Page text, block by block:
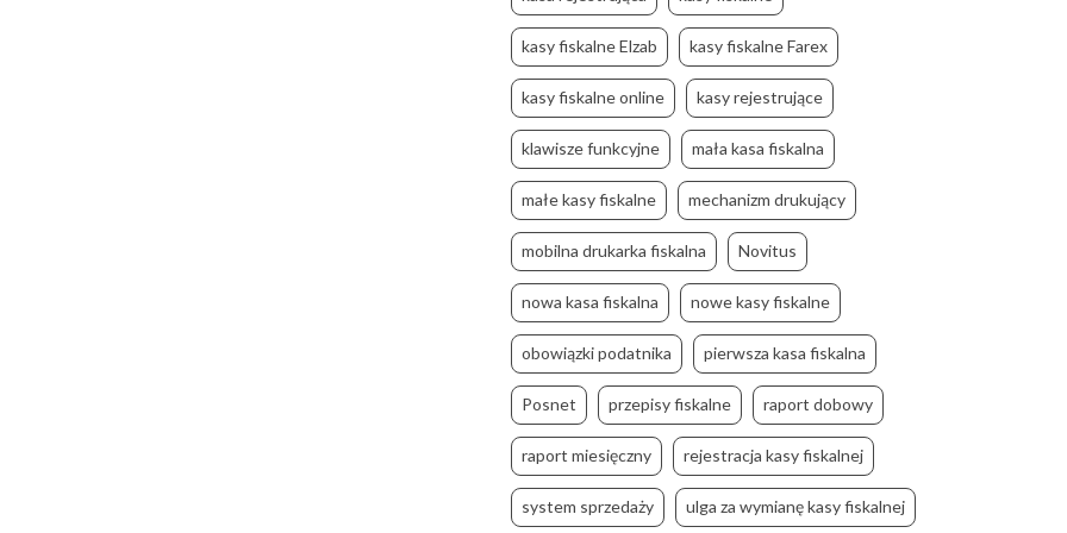
kasy fiskalne Elzab kasy fiskalne Farex
kasy fiskalne online kasy rejestrujące
klawisze funkcyjne mała kasa fiskalna
małe kasy fiskalne mechanizm drukujący
mobilna drukarka fiskalna Novitus
nowa kasa fiskalna nowe kasy fiskalne
obowiązki podatnika pierwsza kasa fiskalna
Posnet przepisy fiskalne raport dobowy
raport miesięczny rejestracja kasy fiskalnej
system sprzedaży ulga za wymianę kasy fiskalnej